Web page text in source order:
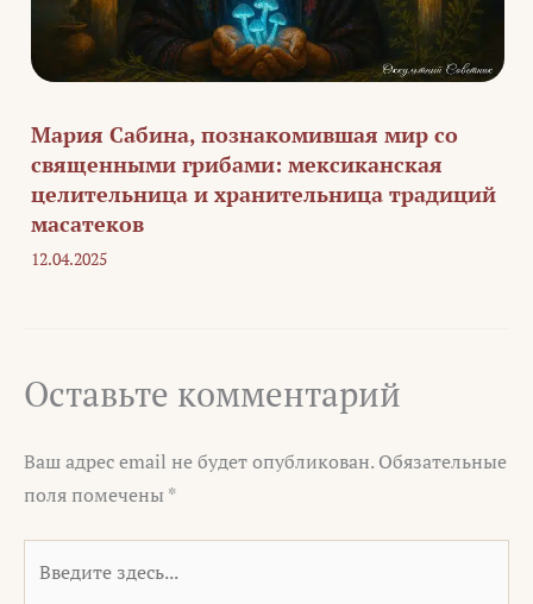
Мария Сабина, познакомившая мир со
священными грибами: мексиканская
целительница и хранительница традиций
масатеков
12.04.2025
Оставьте комментарий
Ваш адрес email не будет опубликован. Обязательные
поля помечены *
здесь...